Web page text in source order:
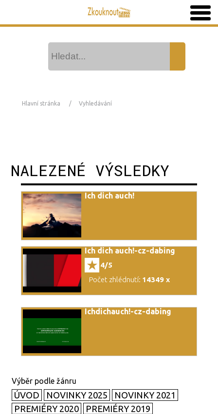
Hlavní stránka Vyhledávání
NALEZENÉ VÝSLEDKY
Ich dich auch!
Ich dich auch!-cz-dabing
4/5
Počet zhlédnutí: 14349 x
Ichdichauch!-cz-dabing
ÚVOD NOVINKY 2025
NOVINKY 2021
PREMIÉRY 2020
PREMIÉRY 2019